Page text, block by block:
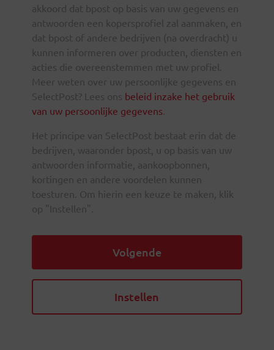
akkoord dat bpost op basis van uw gegevens en
antwoorden een kopersprofiel zal aanmaken, en
dat bpost of andere bedrijven (na overdracht) u
kunnen informeren over producten, diensten en
acties die overeenstemmen met uw profiel.
Meer weten over uw persoonlijke gegevens en
SelectPost? Lees ons beleid inzake het gebruik
van uw persoonlijke gegevens
Het principe van SelectPost bestaat erin dat de
bedrijven, waaronder bpost, u op basis van uw
antwoorden informatie, aankoopbonnen,
kortingen en andere voordelen kunnen
toesturen. Om hierin een keuze te maken, klik
op "Instellen".